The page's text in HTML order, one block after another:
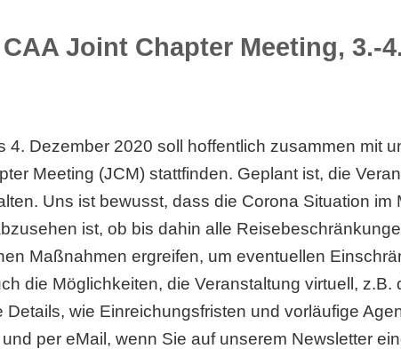
CAA Joint Chapter Meeting, 3.-
4. Dezember 2020 soll hoffentlich zusammen mit
Meeting (JCM) stattfinden. Geplant ist, die
Uns ist bewusst, dass die Corona Situation
ist, ob bis dahin alle
Maßnahmen ergreifen, um eventuellen
die Möglichkeiten, die Veranstaltung virtuell,
Details, wie Einreichungsfristen und vorläufige
per eMail, wenn Sie auf unserem Newsletter